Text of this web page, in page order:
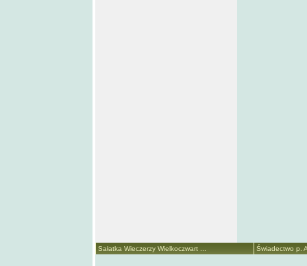
Sałatka Wieczerzy Wielkoczwart ... Świadectwo p.